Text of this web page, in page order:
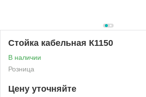
Стойка кабельная К1150
В наличии
Розница
Цену уточняйте